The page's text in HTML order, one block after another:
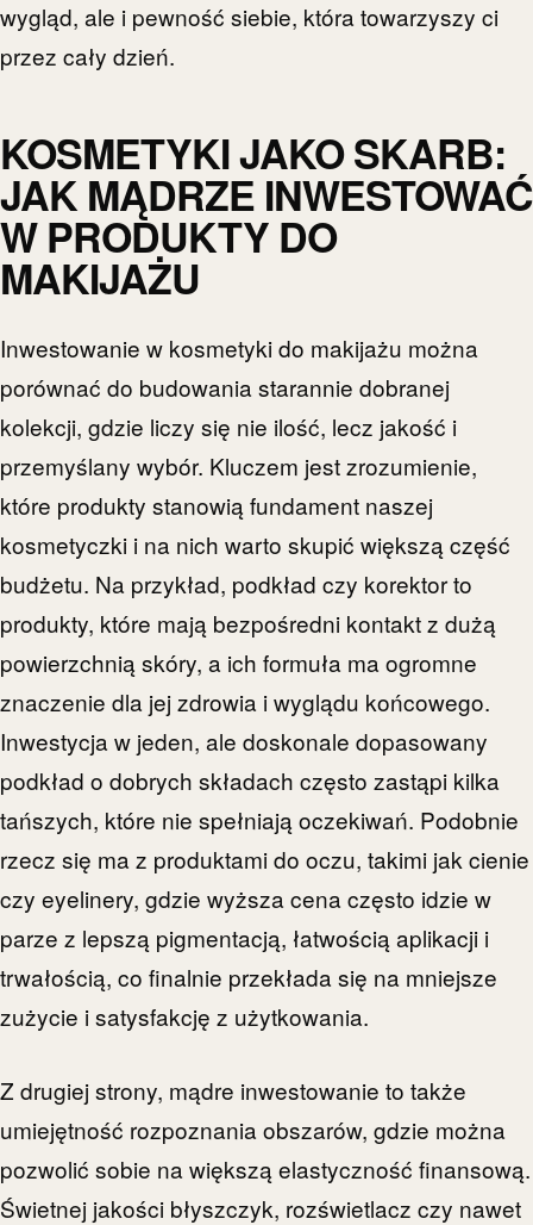
wygląd, ale i pewność siebie, która towarzyszy ci
przez cały dzień.
KOSMETYKI JAKO SKARB:
JAK MĄDRZE INWESTOWAĆ
W PRODUKTY DO
MAKIJAŻU
Inwestowanie w kosmetyki do makijażu można
porównać do budowania starannie dobranej
kolekcji, gdzie liczy się nie ilość, lecz jakość i
przemyślany wybór. Kluczem jest zrozumienie,
które produkty stanowią fundament naszej
kosmetyczki i na nich warto skupić większą część
budżetu. Na przykład, podkład czy korektor to
produkty, które mają bezpośredni kontakt z dużą
powierzchnią skóry, a ich formuła ma ogromne
znaczenie dla jej zdrowia i wyglądu końcowego.
Inwestycja w jeden, ale doskonale dopasowany
podkład o dobrych składach często zastąpi kilka
tańszych, które nie spełniają oczekiwań. Podobnie
rzecz się ma z produktami do oczu, takimi jak cienie
czy eyelinery, gdzie wyższa cena często idzie w
parze z lepszą pigmentacją, łatwością aplikacji i
trwałością, co finalnie przekłada się na mniejsze
zużycie i satysfakcję z użytkowania.
Z drugiej strony, mądre inwestowanie to także
umiejętność rozpoznania obszarów, gdzie można
pozwolić sobie na większą elastyczność finansową.
Świetnej jakości błyszczyk, rozświetlacz czy nawet